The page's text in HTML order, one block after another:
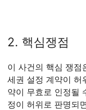
2. 핵심쟁점
이 사건의 핵심 쟁점
세권 설정 계약이 허
약이 무효로 인정될
정이 허위로 판명되